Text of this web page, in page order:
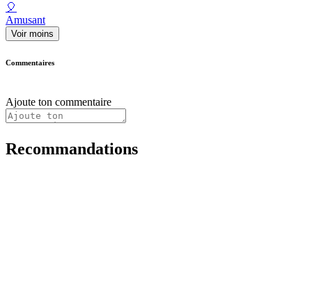
🎈
Amusant
Voir moins
Commentaires
Ajoute ton commentaire
Recommandations